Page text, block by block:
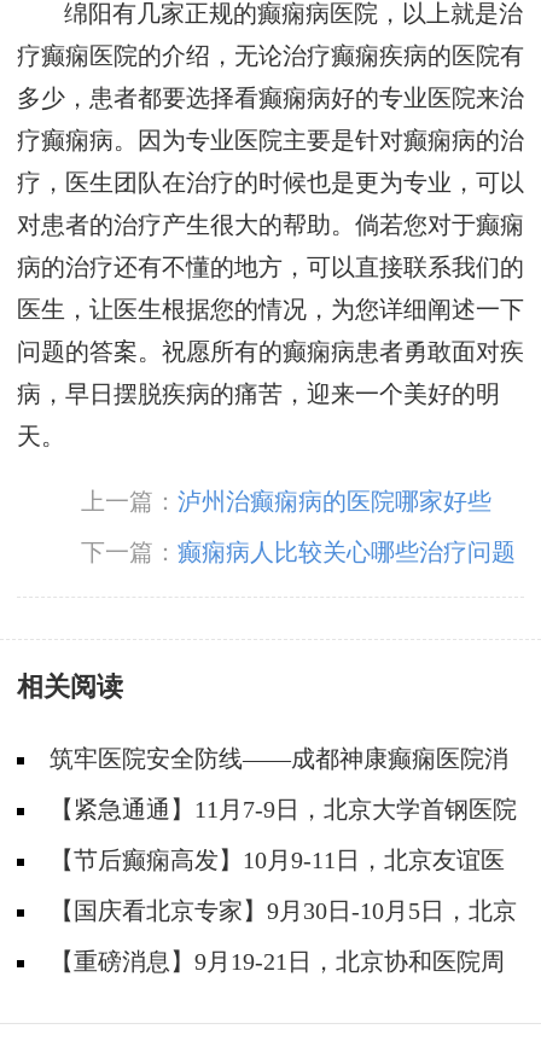
绵阳有几家正规的癫痫病医院，以上就是治
疗癫痫医院的介绍，无论治疗癫痫疾病的医院有
多少，患者都要选择看癫痫病好的专业医院来治
疗癫痫病。因为专业医院主要是针对癫痫病的治
疗，医生团队在治疗的时候也是更为专业，可以
对患者的治疗产生很大的帮助。倘若您对于癫痫
病的治疗还有不懂的地方，可以直接联系我们的
医生，让医生根据您的情况，为您详细阐述一下
问题的答案。祝愿所有的癫痫病患者勇敢面对疾
病，早日摆脱疾病的痛苦，迎来一个美好的明
天。
上一篇：泸州治癫痫病的医院哪家好些
下一篇：癫痫病人比较关心哪些治疗问题
相关阅读
筑牢医院安全防线——成都神康癫痫医院消
防安全培训纪实
【紧急通通】11月7-9日，北京大学首钢医院
神经内科胡颖教授亲临成都会诊，破解癫痫疑难
【节后癫痫高发】10月9-11日，北京友谊医
院陈葵博士免费会诊+治疗援助，破解癫痫难
题！
【国庆看北京专家】9月30日-10月5日，北京
天坛&首钢医院两大专家蓉城亲诊+癫痫大额救
【重磅消息】9月19-21日，北京协和医院周